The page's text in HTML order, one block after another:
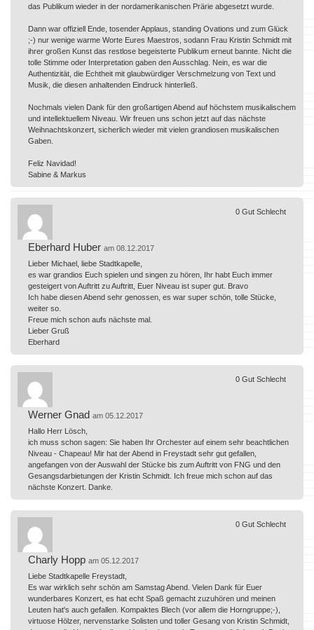
das Publikum wieder in der nordamerikanischen Prärie abgesetzt wurde.
Dann war offiziell Ende, tosender Applaus, standing Ovations und zum Glück
;-) nur wenige warme Worte Eures Maestros, sodann Frau Kristin Schmidt mit
ihrer großen Kunst das restlose begeisterte Publikum erneut bannte. Nicht die
tolle Stimme oder Interpretation gaben den Ausschlag. Nein, es war die
Authentizität, die Echtheit mit glaubwürdiger Verschmelzung von Text und
Musik, die diesen anhaltenden Eindruck hinterließ.
Nochmals vielen Dank für den großartigen Abend auf höchstem musikalischem
und intellektuellem Niveau. Wir freuen uns schon jetzt auf das nächste
Weihnachtskonzert, sicherlich wieder mit vielen grandiosen musikalischen
Gaben.
Feliz Navidad!
Sabine & Markus
Eberhard Huber am 08.12.2017
Lieber Michael, liebe Stadtkapelle,
es war grandios Euch spielen und singen zu hören, Ihr habt Euch immer
gesteigert von Auftritt zu Auftritt, Euer Niveau ist super gut. Bravo
Ich habe diesen Abend sehr genossen, es war super schön, tolle Stücke,
weiter so.
Freue mich schon aufs nächste mal.
Lieber Gruß
Eberhard
0 Gut Schlecht
Werner Gnad am 05.12.2017
Hallo Herr Lösch,
ich muss schon sagen: Sie haben Ihr Orchester auf einem sehr beachtlichen
Niveau - Chapeau! Mir hat der Abend in Freystadt sehr gut gefallen,
angefangen von der Auswahl der Stücke bis zum Auftritt von FNG und den
Gesangsdarbietungen der Kristin Schmidt. Ich freue mich schon auf das
nächste Konzert. Danke.
0 Gut Schlecht
Charly Hopp am 05.12.2017
Liebe Stadtkapelle Freystadt,
Es war wirklich sehr schön am Samstag Abend. Vielen Dank für Euer
wunderbares Konzert, es hat echt Spaß gemacht zuzuhören und meinen
Leuten hat's auch gefallen. Kompaktes Blech (vor allem die Horngruppe;-),
virtuose Hölzer, nervenstarke Solisten und toller Gesang von Kristin Schmidt,
0 Gut Schlecht